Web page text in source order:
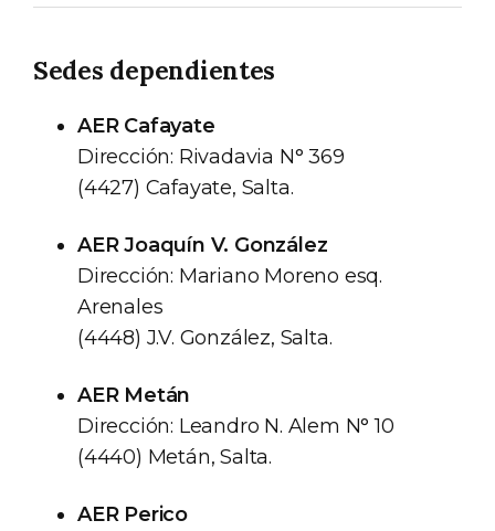
Sedes dependientes
AER Cafayate
Dirección: Rivadavia N° 369
(4427) Cafayate, Salta.
AER Joaquín V. González
Dirección: Mariano Moreno esq.
Arenales
(4448) J.V. González, Salta.
AER Metán
Dirección: Leandro N. Alem N° 10
(4440) Metán, Salta.
AER Perico